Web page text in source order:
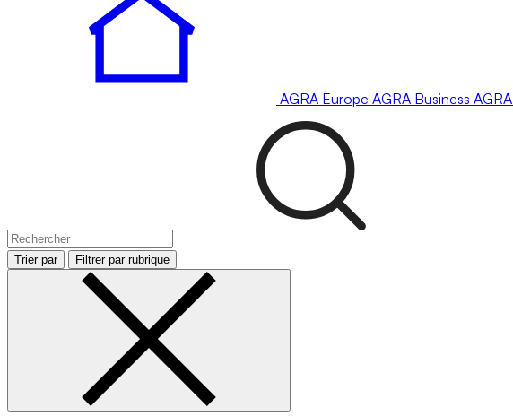
AGRA Europe AGRA Business AGRA
Trier par Filtrer par rubrique